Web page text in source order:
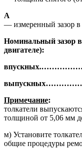
А
— измеренный зазор в
Номинальный зазор
двигателе):
впускных.
выпускных
Примечание:
толкатели
толщиной от 5,06 мм
м) Установите
общие про­цедуры